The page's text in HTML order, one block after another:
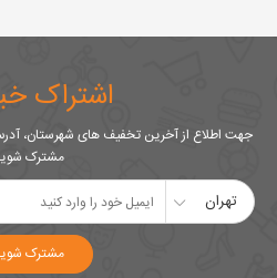
اشتراک
جهت اطلاع از آخرین تخفیف های شهرستان،
مشترک
تهران
مشترک